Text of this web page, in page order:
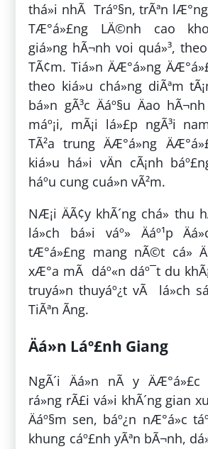
thá»i nhÃ Tráº§n, trÃªn
TÆ°á»£ng LÄ©nh cao
giá»ng hÃ¬nh voi quá»³,
TÃ¢m. Tiá»n ÄÆ°á»ng
theo kiá»u chá»ng diÃªm
bá»n gÃ³c Äáº§u Äao
máº¡i, mÃ¡i lá»£p ngÃ³i nam
TÃ²a trung ÄÆ°á»ng
kiá»u há»i vÄn cÃ¡nh
háº­u cung cuá»n vÃ²m.
NÆ¡i ÄÃ¢y khÃ´ng chá» thu
lá»ch bá»i váº» Äáº¹p
tÆ°á»£ng mang nÃ©t cá»
xÆ°a mÃ dáº«n dáº¯t du
truyá»n thuyáº¿t vÃ lá»ch
TiÃªn Ãng.
Äá»n Láº£nh Giang
NgÃ´i Äá»n nÃ y
rá»ng rÃ£i vá»i khÃ´ng gian
Äáº§m sen, báº¿n nÆ°á»c
khung cáº£nh yÃªn bÃ¬nh,